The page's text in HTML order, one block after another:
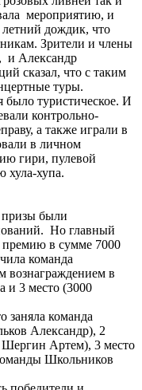
мероприятию, и
дождик, что
Зрители и члены
и Александр
сказал, что с таким
туры.
было туристическое. И
контрольно-
а также играли в
в личном
гири, пулевой
хула-хупа.
были
Но главный
в сумме 7000
команда
вознаграждением в
и 3 место (3000
заняла команда
Александр), 2
Шергин Артем), 3 место
Школьников